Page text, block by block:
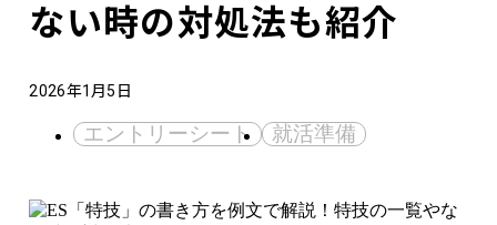
ない時の対処法も紹介
2026年1月5日
エントリーシート 就活準備